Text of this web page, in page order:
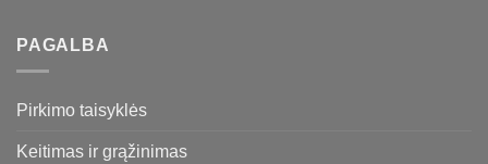
PAGALBA
Pirkimo taisyklės
Keitimas ir grąžinimas